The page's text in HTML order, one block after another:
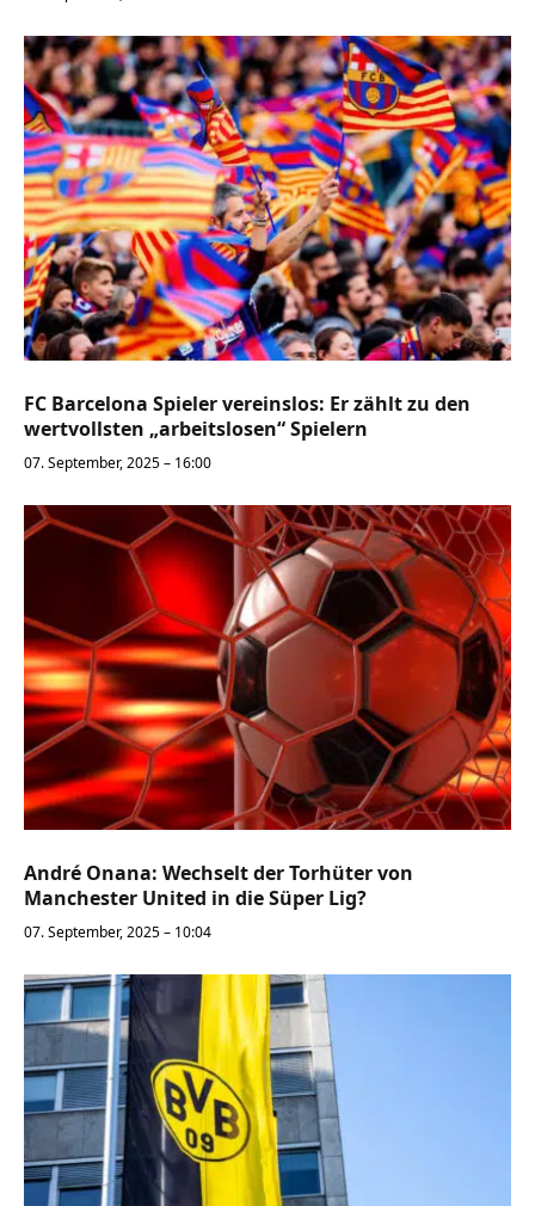
FC Barcelona Spieler vereinslos: Er zählt zu den
wertvollsten „arbeitslosen“ Spielern
07. September, 2025 – 16:00
André Onana: Wechselt der Torhüter von
Manchester United in die Süper Lig?
07. September, 2025 – 10:04